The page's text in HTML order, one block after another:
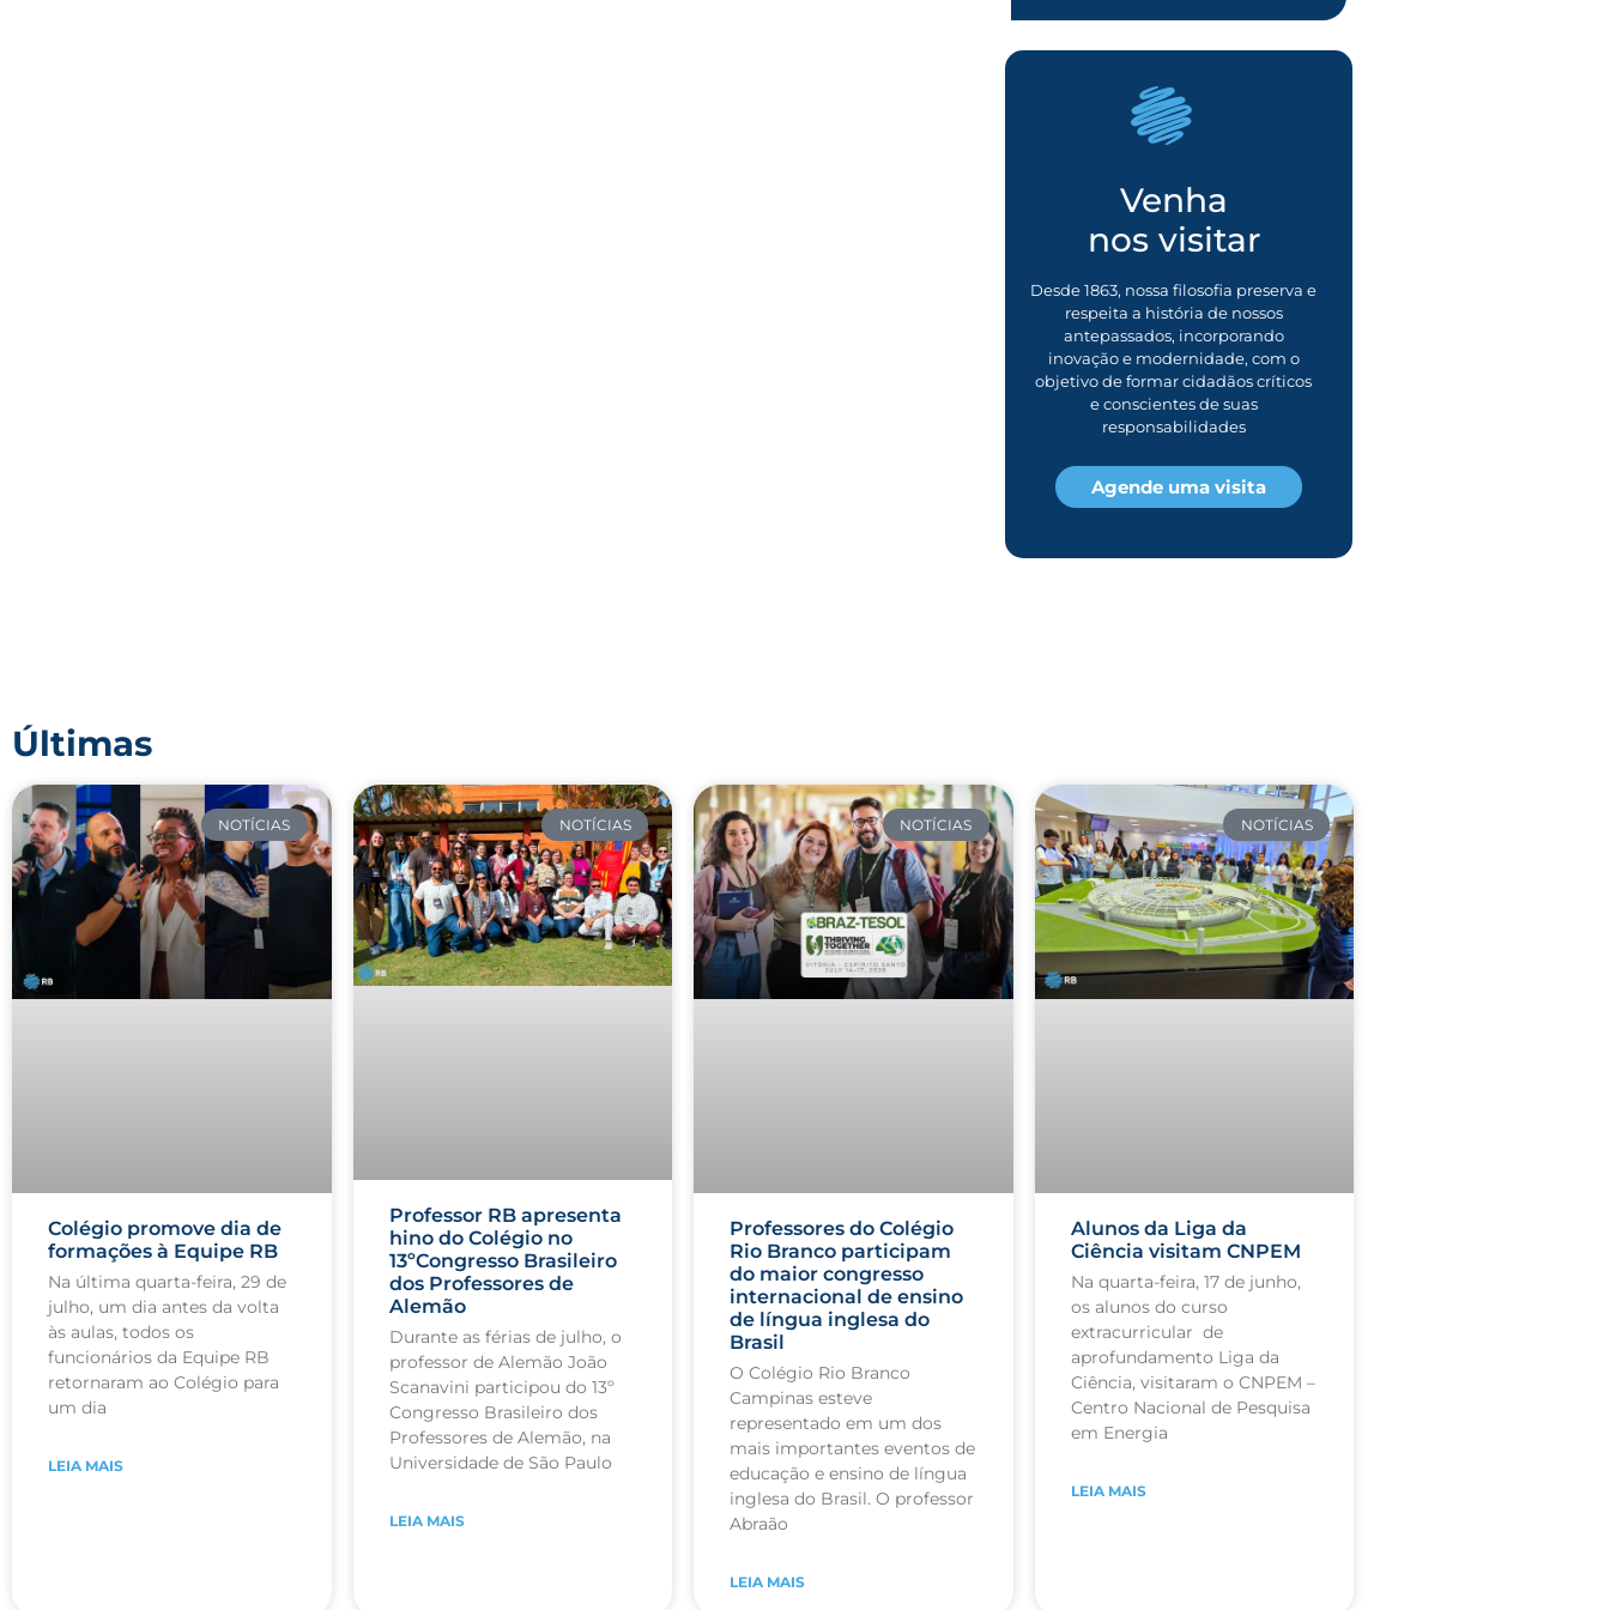
Venha
nos visitar
Desde 1863, nossa filosofia preserva e
respeita a história de nossos
antepassados, incorporando
inovação e modernidade, com o
objetivo de formar cidadãos críticos
e conscientes de suas
responsabilidades
Agende uma visita
Últimas
NOTÍCIAS
Colégio promove dia de
formações à Equipe RB
Na última quarta-feira, 29 de
julho, um dia antes da volta
às aulas, todos os
funcionários da Equipe RB
retornaram ao Colégio para
um dia
LEIA MAIS
NOTÍCIAS
Professor RB apresenta
hino do Colégio no
13ºCongresso Brasileiro
dos Professores de
Alemão
Durante as férias de julho, o
professor de Alemão João
Scanavini participou do 13º
Congresso Brasileiro dos
Professores de Alemão, na
Universidade de São Paulo
LEIA MAIS
NOTÍCIAS
Professores do Colégio
Rio Branco participam
do maior congresso
internacional de ensino
de língua inglesa do
Brasil
O Colégio Rio Branco
Campinas esteve
representado em um dos
mais importantes eventos de
educação e ensino de língua
inglesa do Brasil. O professor
Abraão
LEIA MAIS
NOTÍCIAS
Alunos da Liga da
Ciência visitam CNPEM
Na quarta-feira, 17 de junho,
os alunos do curso
extracurricular de
aprofundamento Liga da
Ciência, visitaram o CNPEM –
Centro Nacional de Pesquisa
em Energia
LEIA MAIS